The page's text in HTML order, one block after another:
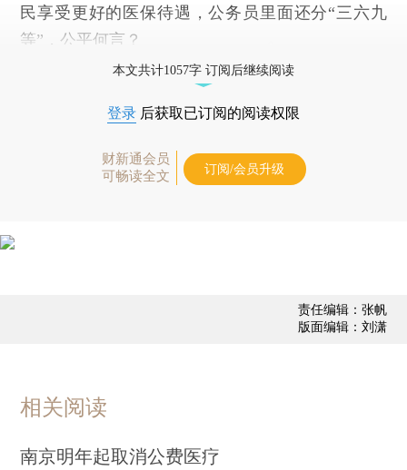
民享受更好的医保待遇，公务员里面还分“三六九
等”，公平何言？
本文共计1057字 订阅后继续阅读
登录 后获取已订阅的阅读权限
财新通会员
可畅读全文
订阅/会员升级
责任编辑：张帆
版面编辑：刘潇
相关阅读
南京明年起取消公费医疗